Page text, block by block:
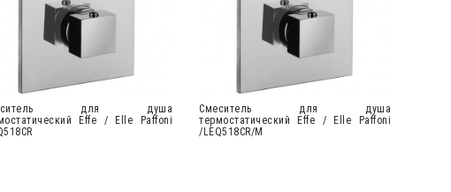
для душа
Effe / Elle Paffoni
Cмеситель для душа
термостатический Effe / Elle Paffoni
/LEQ518CR/M